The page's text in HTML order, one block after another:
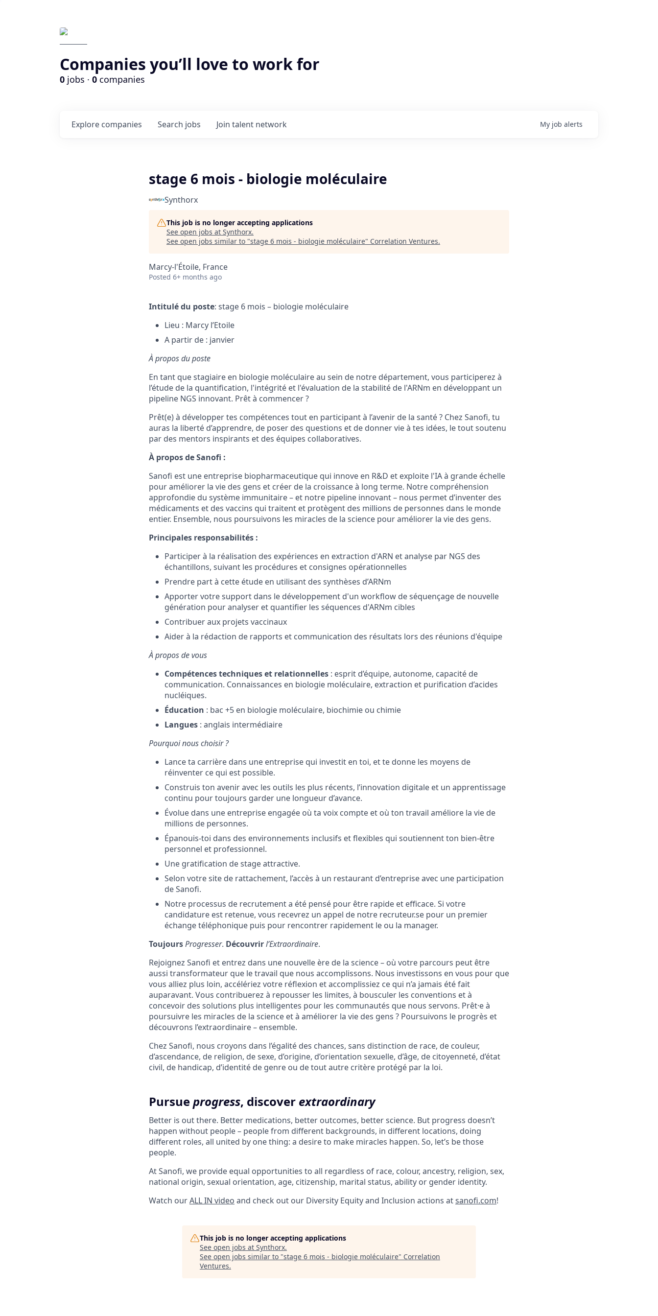
Companies you’ll love to work for
0 jobs · 0 companies
Search jobs
Explore companies Join talent network My job alerts
stage 6 mois - biologie moléculaire
Synthorx
This job is no longer accepting applications
See open jobs at Synthorx.
See open jobs similar to "stage 6 mois - biologie moléculaire" Correlation Ventures.
Marcy-l'Étoile, France
Posted 6+ months ago
Intitulé du poste: stage 6 mois – biologie moléculaire
Lieu : Marcy l’Etoile
A partir de : janvier
À propos du poste
En tant que stagiaire en biologie moléculaire au sein de notre département, vous participerez à
l’étude de la quantification, l'intégrité et l'évaluation de la stabilité de l'ARNm en développant un
pipeline NGS innovant. Prêt à commencer ?
Prêt(e) à développer tes compétences tout en participant à l’avenir de la santé ? Chez Sanofi, tu
auras la liberté d’apprendre, de poser des questions et de donner vie à tes idées, le tout soutenu
par des mentors inspirants et des équipes collaboratives.
À propos de Sanofi :
Sanofi est une entreprise biopharmaceutique qui innove en R&D et exploite l'IA à grande échelle
pour améliorer la vie des gens et créer de la croissance à long terme. Notre compréhension
approfondie du système immunitaire – et notre pipeline innovant – nous permet d’inventer des
médicaments et des vaccins qui traitent et protègent des millions de personnes dans le monde
entier. Ensemble, nous poursuivons les miracles de la science pour améliorer la vie des gens.
Principales responsabilités :
Participer à la réalisation des expériences en extraction d'ARN et analyse par NGS des
échantillons, suivant les procédures et consignes opérationnelles
Prendre part à cette étude en utilisant des synthèses d’ARNm
Apporter votre support dans le développement d'un workflow de séquençage de nouvelle
génération pour analyser et quantifier les séquences d'ARNm cibles
Contribuer aux projets vaccinaux
Aider à la rédaction de rapports et communication des résultats lors des réunions d'équipe
À propos de vous
Compétences techniques et relationnelles : esprit d’équipe, autonome, capacité de
communication. Connaissances en biologie moléculaire, extraction et purification d’acides
nucléiques.
Éducation : bac +5 en biologie moléculaire, biochimie ou chimie
Langues : anglais intermédiaire
Pourquoi nous choisir ?
Lance ta carrière dans une entreprise qui investit en toi, et te donne les moyens de
réinventer ce qui est possible.
Construis ton avenir avec les outils les plus récents, l’innovation digitale et un apprentissage
continu pour toujours garder une longueur d’avance.
Évolue dans une entreprise engagée où ta voix compte et où ton travail améliore la vie de
millions de personnes.
Épanouis-toi dans des environnements inclusifs et flexibles qui soutiennent ton bien-être
personnel et professionnel.
Une gratification de stage attractive.
Selon votre site de rattachement, l’accès à un restaurant d’entreprise avec une participation
de Sanofi.
Notre processus de recrutement a été pensé pour être rapide et efficace. Si votre
candidature est retenue, vous recevrez un appel de notre recruteur.se pour un premier
échange téléphonique puis pour rencontrer rapidement le ou la manager.
ToujoursProgresser. Découvrirl’Extraordinaire.
Rejoignez Sanofi et entrez dans une nouvelle ère de la science – où votre parcours peut être
aussi transformateur que le travail que nous accomplissons. Nous investissons en vous pour que
vous alliez plus loin, accélériez votre réflexion et accomplissiez ce qui n’a jamais été fait
auparavant. Vous contribuerez à repousser les limites, à bousculer les conventions et à
concevoir des solutions plus intelligentes pour les communautés que nous servons. Prêt·e à
poursuivre les miracles de la science et à améliorer la vie des gens ? Poursuivons le progrès et
découvrons l’extraordinaire – ensemble.
Chez Sanofi, nous croyons dans l’égalité des chances, sans distinction de race, de couleur,
d’ascendance, de religion, de sexe, d’origine, d’orientation sexuelle, d’âge, de citoyenneté, d’état
civil, de handicap, d’identité de genre ou de tout autre critère protégé par la loi.
Pursueprogress, discover extraordinary
Better is out there. Better medications, better outcomes, better science. But progress doesn’t
happen without people – people from different backgrounds, in different locations, doing
different roles, all united by one thing: a desire to make miracles happen. So, let’s be those
people.
At Sanofi, we provide equal opportunities to all regardless of race, colour, ancestry, religion, sex,
national origin, sexual orientation, age, citizenship, marital status, ability or gender identity.
Watch ourALL IN video and check out our Diversity Equity and Inclusion actions atsanofi.com!
This job is no longer accepting applications
See open jobs at Synthorx.
See open jobs similar to "stage 6 mois - biologie moléculaire" Correlation
Ventures.